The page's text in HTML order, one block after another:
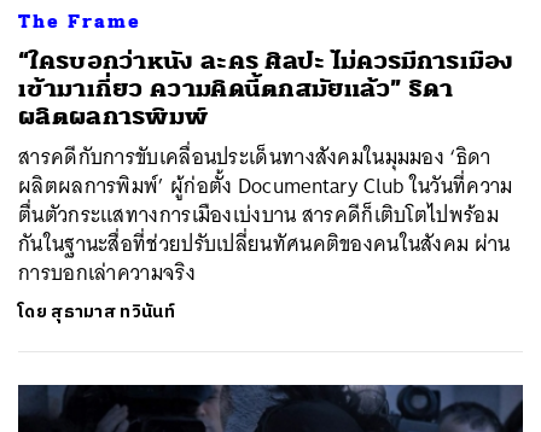
The Frame
“ใครบอกว่าหนัง ละคร ศิลปะ ไม่ควรมีการเมือง
เข้ามาเกี่ยว ความคิดนี้ตกสมัยแล้ว” ธิดา
ผลิตผลการพิมพ์
สารคดีกับการขับเคลื่อนประเด็นทางสังคมในมุมมอง ‘ธิดา
ผลิตผลการพิมพ์’ ผู้ก่อตั้ง Documentary Club ในวันที่ความ
ตื่นตัวกระแสทางการเมืองเบ่งบาน สารคดีก็เติบโตไปพร้อม
กันในฐานะสื่อที่ช่วยปรับเปลี่ยนทัศนคติของคนในสังคม ผ่าน
การบอกเล่าความจริง
โดย สุธามาส ทวินันท์
ค้นหา
SHARE TWEET LINE EMAIL